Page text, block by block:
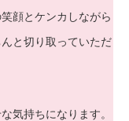
顔とケンカしながら
と切り取っていただ
気持ちになります。